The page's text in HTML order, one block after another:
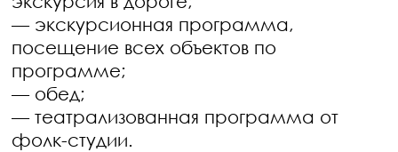
— экскурсионная программа,
посещение всех объектов по
программе;
— обед;
— театрализованная программа от
фолк-студии.